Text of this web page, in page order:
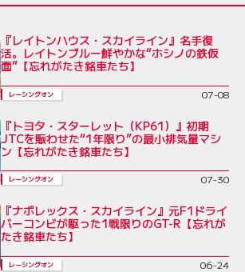
『レイトンハウス・スカイライン』名手復
活。レイトンブルー鮮やかな“ホシノの鉄仮
面”【忘れがたき銘車たち】
レーシングオン 07-08
『トヨタ・スターレット（KP61）』初期
JTCを賑わせた“1年限り”の最小排気量マシ
ン【忘れがたき銘車たち】
レーシングオン 07-30
『ナポレックス・スカイライン』元F1ドライ
バーコンビが駆った1戦限りのGT-R【忘れが
たき銘車たち】
レーシングオン 06-24